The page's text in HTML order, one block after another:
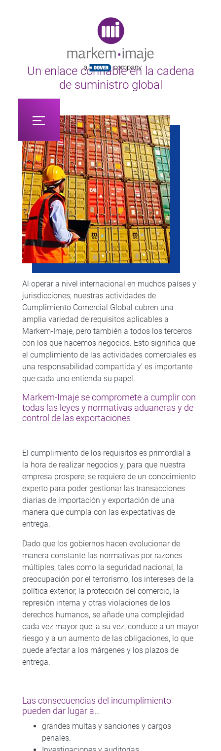
Un enlace confiable en la cadena
de suministro global
Al operar a nivel internacional en muchos países y
jurisdicciones, nuestras actividades de
Cumplimiento Comercial Global cubren una
amplia variedad de requisitos aplicables a
Markem-Imaje, pero también a todos los terceros
con los que hacemos negocios. Esto significa que
el cumplimiento de las actividades comerciales es
una responsabilidad compartida y’ es importante
que cada uno entienda su papel.
Markem-Imaje se compromete a cumplir con
todas las leyes y normativas aduaneras y de
control de las exportaciones
El cumplimiento de los requisitos es primordial a
la hora de realizar negocios y, para que nuestra
empresa prospere, se requiere de un conocimiento
experto para poder gestionar las transacciones
diarias de importación y exportación de una
manera que cumpla con las expectativas de
entrega.
Dado que los gobiernos hacen evolucionar de
manera constante las normativas por razones
múltiples, tales como la seguridad nacional, la
preocupación por el terrorismo, los intereses de la
política exterior, la protección del comercio, la
represión interna y otras violaciones de los
derechos humanos, se añade una complejidad
cada vez mayor que, a su vez, conduce a un mayor
riesgo y a un aumento de las obligaciones, lo que
puede afectar a los márgenes y los plazos de
entrega.
Las consecuencias del incumplimiento
pueden dar lugar a…
grandes multas y sanciones y cargos
penales.